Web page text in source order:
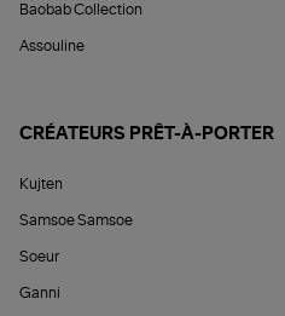
Baobab Collection
Assouline
CRÉATEURS PRÊT-À-PORTER
Kujten
Samsoe Samsoe
Soeur
Ganni